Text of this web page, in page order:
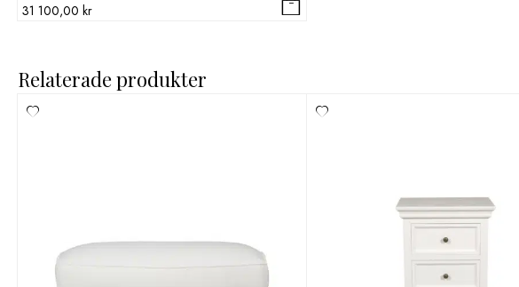
31 100,00 kr
Relaterade produkter